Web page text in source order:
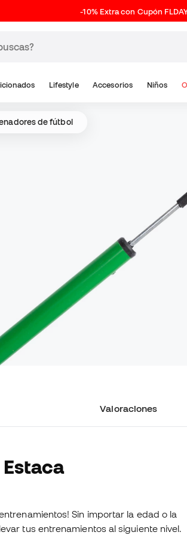
-10% Extra con Cupón
Lifestyle Accesorios Niños
de fútbol
Valoraciones
Sin importar la edad o la
tus entrenamientos al siguiente nivel.